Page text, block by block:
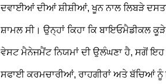
ਦਵਾਈਆਂ ਦੀਆਂ ਸ਼ੀਸ਼ੀਆਂ, ਖੂਨ ਨਾਲ ਲਿਬੜੇ
ਸ਼ਾਮਲ ਸੀ। ਉਨ੍ਹਾਂ ਕਿਹਾ ਕਿ ਬਾਇਓਮੈਡੀਕਲ
ਵੇਸਟ ਮੈਨੇਜਮੈਂਟ ਨਿਯਮਾਂ ਦੀ ਉਲੰਘਣਾ ਹੈ, ਸਗੋਂ ਇਹ
ਸਫਾਈ ਕਰਮਚਾਰੀਆਂ, ਰਾਹਗੀਰਾਂ ਅਤੇ ਬੱਚਿਆਂ